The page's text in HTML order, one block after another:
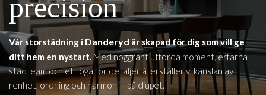
precision
Vår storstädning i Danderyd är skapad för dig som vill ge
ditt hem en nystart.Med noggrant utförda moment, erfarna
städteam och ett öga för detaljer återställer vi känslan av
renhet, ordning och harmoni – på djupet.